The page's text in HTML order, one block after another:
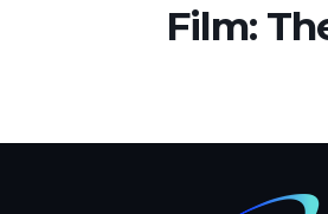
Film: